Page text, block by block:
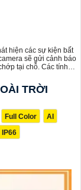
và đáng tin cậy
để chúng tôi
mang đến công
hiện các sự kiện bất
sẽ gửi cảnh báo
tại chỗ. Các tính
sát hiệu quả.
TRỜI
Full Color
AI
IP66